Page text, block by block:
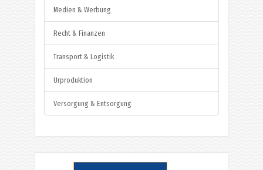
Medien & Werbung
Recht & Finanzen
Transport & Logistik
Urproduktion
Versorgung & Entsorgung